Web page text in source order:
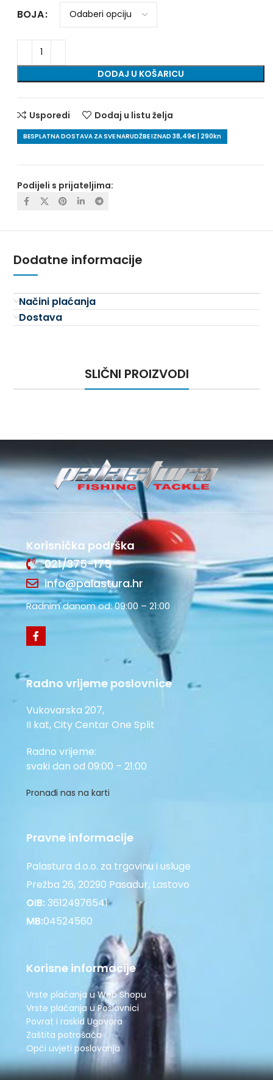
BOJA
DODAJ U KOŠARICU
Usporedi Dodaj u listu želja
BESPLATNA DOSTAVA ZA SVE NARUDŽBE IZNAD 38,49€ | 290kn
Podijeli s prijateljima:
Dodatne informacije
Načini plaćanja
Dostava
SLIČNI PROIZVODI
Korisnička podrška
021/375-175
info@palastura.hr
Radnim danom od: 09:00 – 21:00
Radno vrijeme poslovnice
Vukovarska 207,
II kat, City Centar One Split
Radno vrijeme:
svaki dan od 09:00 – 21:00
Pronađi nas na karti
Pravne informacije
Palastura d.o.o. za trgovinu i usluge
Prežba 26, 20290 Pasadur, Lastovo
OIB:36124976541
MB:04524560
Korisne informacije
Vrste plaćanja u Web Shopu
Vrste plaćanja u Poslovnici
Povrat i raskid Ugovora
Zaštita potrošača
Opći uvjeti poslovanja